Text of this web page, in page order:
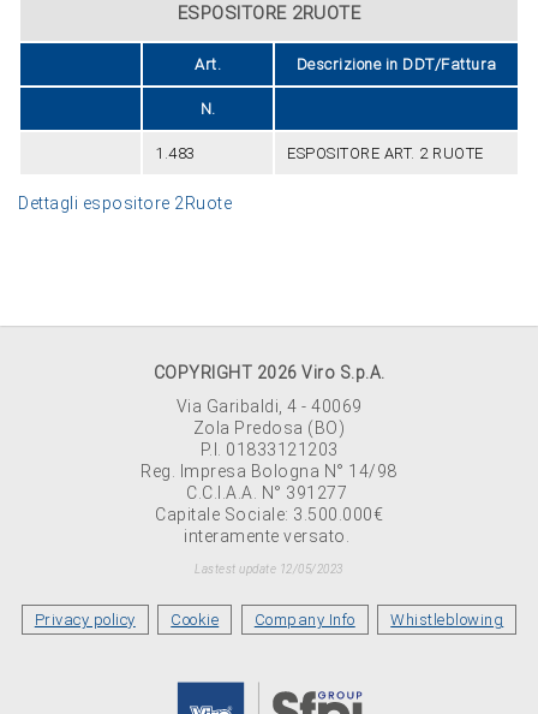
ESPOSITORE 2RUOTE
Art. Descrizione in DDT/Fattura
N.
1.483 ESPOSITORE ART. 2 RUOTE
Dettagli espositore 2Ruote
COPYRIGHT 2026 Viro S.p.A.
Via Garibaldi, 4 - 40069
Zola Predosa (BO)
P.I. 01833121203
Reg. Impresa Bologna N° 14/98
C.C.I.A.A. N° 391277
Capitale Sociale: 3.500.000€
interamente versato.
Lastest update 12/05/2023
Privacy policy Cookie Company Info Whistleblowing